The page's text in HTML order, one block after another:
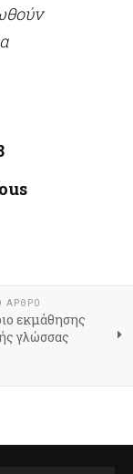
ΆΡΘΡΟ
εκμάθησης
γλώσσας